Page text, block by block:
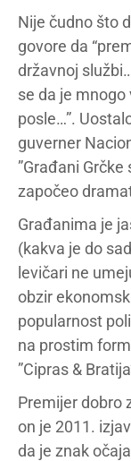
Nije čudno što
govore da
državnoj
se da je
posle…”.
guverner
”Građani
započeo
Građanima je
(kakva je do
levičari ne
obzir
popularnost
na prostim
”Cipras &
Premijer dobro
on je 2011.
da je znak